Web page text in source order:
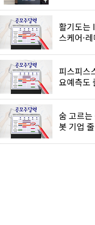
활기도는
스케어·
피스피스
요예측도
숨 고르
봇 기업